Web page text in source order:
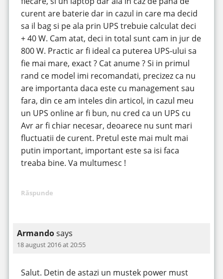
curent are baterie dar in cazul in care ma decid
sa il bag si pe ala prin UPS trebuie calculat deci
+ 40 W. Cam atat, deci in total sunt cam in jur de
800 W. Practic ar fi ideal ca puterea UPS-ului sa
fie mai mare, exact ? Cat anume ? Si in primul
rand ce model imi recomandati, precizez ca nu
are importanta daca este cu management sau
fara, din ce am inteles din articol, in cazul meu
un UPS online ar fi bun, nu cred ca un UPS cu
Avr ar fi chiar necesar, deoarece nu sunt mari
fluctuatii de curent. Pretul este mai mult mai
putin important, important este sa isi faca
treaba bine. Va multumesc !
Răspunde
Armandosays
18 august 2016 at 20:55
Salut. Detin de astazi un mustek power must